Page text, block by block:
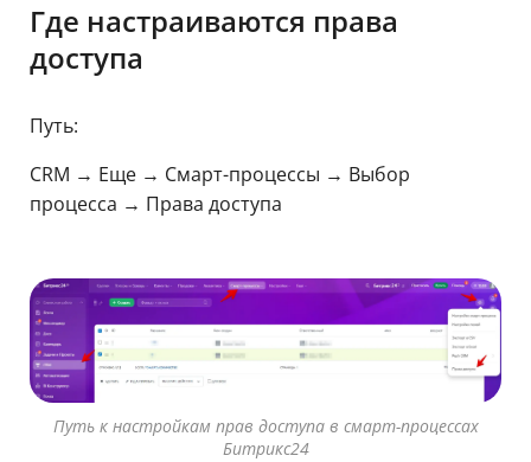
Где настраиваются права
доступа
Путь:
CRM → Еще → Смарт-процессы → Выбор
процесса → Права доступа
Путь к настройкам прав доступа в смарт-процессах
Битрикс24